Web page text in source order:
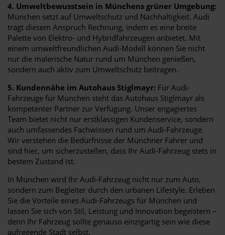
4. Umweltbewusstsein in Münchens grüner Umgebung:
München setzt auf Umweltschutz und Nachhaltigkeit. Audi
trägt diesem Anspruch Rechnung, indem es eine breite
Palette von Elektro- und Hybridfahrzeugen anbietet. Mit
einem umweltfreundlichen Audi-Modell können Sie nicht
nur die malerische Natur rund um München genießen,
sondern auch aktiv zum Umweltschutz beitragen.
5. Kundennähe im Autohaus Stiglmayr: Für Audi-
Fahrzeuge für München steht das Autohaus Stiglmayr als
kompetenter Partner zur Verfügung. Unser engagiertes
Team bietet nicht nur erstklassigen Kundenservice, sondern
auch umfassendes Fachwissen rund um Audi-Fahrzeuge.
Wir verstehen die Bedürfnisse der Münchner Fahrer und
sind hier, um sicherzustellen, dass Ihr Audi-Fahrzeug stets in
bestem Zustand ist.
In München wird Ihr Audi-Fahrzeug nicht nur zum Auto,
sondern zum Begleiter durch den urbanen Lifestyle. Erleben
Sie die Vorteile eines Audi-Fahrzeugs für München und
lassen Sie sich von Stil, Leistung und Innovation begeistern –
denn Ihr Fahrzeug sollte genauso einzigartig sein wie diese
aufregende Stadt selbst.